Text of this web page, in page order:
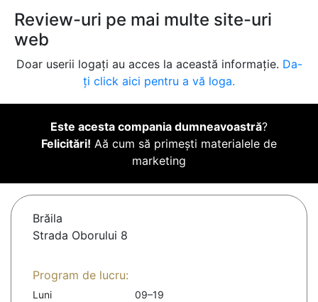
Review-uri pe mai multe site-uri
web
Doar userii logați au acces la această informație. Da-
ți click aici pentru a vă loga.
Este acesta compania dumneavoastră?
Felicitări! Aă cum să primești materialele de
marketing
Brăila
Strada Oborului 8
Program de lucru:
Luni
09–19